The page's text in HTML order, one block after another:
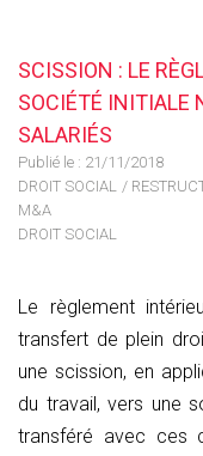
SCISSION : LE
SOCIÉTÉ INITIALE
SALARIÉS
Publié le : 21/11/2018
DROIT SOCIAL /
M&A
DROIT SOCIAL
Le règlement
transfert de plein
une scission, en
du travail, vers une
transféré avec ces